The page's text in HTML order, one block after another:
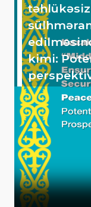
kimi: